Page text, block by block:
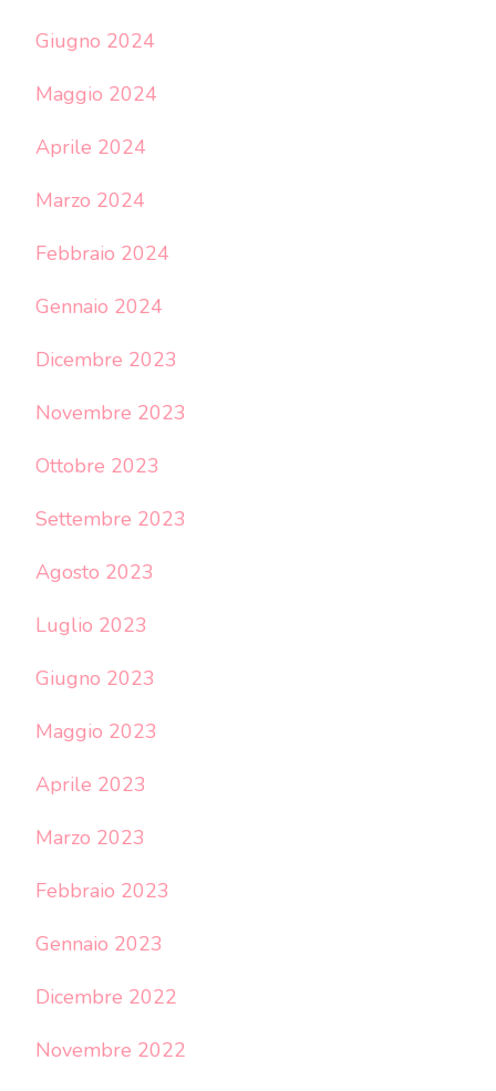
Giugno 2024
Maggio 2024
Aprile 2024
Marzo 2024
Febbraio 2024
Gennaio 2024
Dicembre 2023
Novembre 2023
Ottobre 2023
Settembre 2023
Agosto 2023
Luglio 2023
Giugno 2023
Maggio 2023
Aprile 2023
Marzo 2023
Febbraio 2023
Gennaio 2023
Dicembre 2022
Novembre 2022